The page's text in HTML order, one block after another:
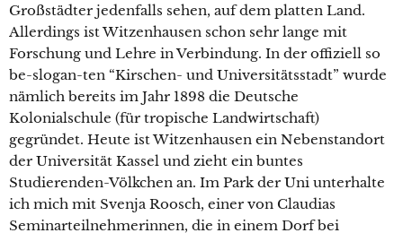
Großstädter jedenfalls sehen, auf dem platten Land.
Allerdings ist Witzenhausen schon sehr lange mit
Forschung und Lehre in Verbindung. In der offiziell so
be-slogan-ten “Kirschen- und Universitätsstadt” wurde
nämlich bereits im Jahr 1898 die Deutsche
Kolonialschule (für tropische Landwirtschaft)
gegründet. Heute ist Witzenhausen ein Nebenstandort
der Universität Kassel und zieht ein buntes
Studierenden-Völkchen an. Im Park der Uni unterhalte
ich mich mit Svenja Roosch, einer von Claudias
Seminarteilnehmerinnen, die in einem Dorf bei